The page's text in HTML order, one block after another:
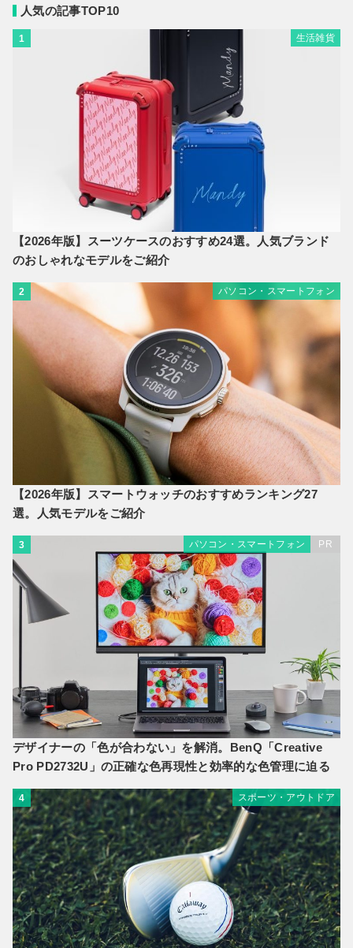
人気の記事TOP10
1 生活雑貨
【2026年版】スーツケースのおすすめ24選。人気ブランド
のおしゃれなモデルをご紹介
2 パソコン・スマートフォン
【2026年版】スマートウォッチのおすすめランキング27
選。人気モデルをご紹介
3 パソコン・スマートフォン PR
デザイナーの「色が合わない」を解消。BenQ「Creative
Pro PD2732U」の正確な色再現性と効率的な色管理に迫る
4 スポーツ・アウトドア